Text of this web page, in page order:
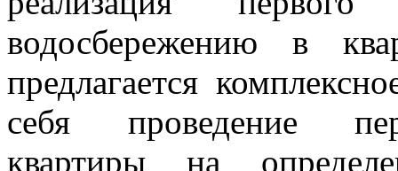
водосбережению в
предлагается
себя проведение
квартиры на